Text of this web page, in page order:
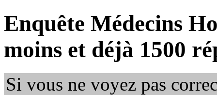
Enquête Médecins
moins et déjà 1500
Si vous ne voyez pas